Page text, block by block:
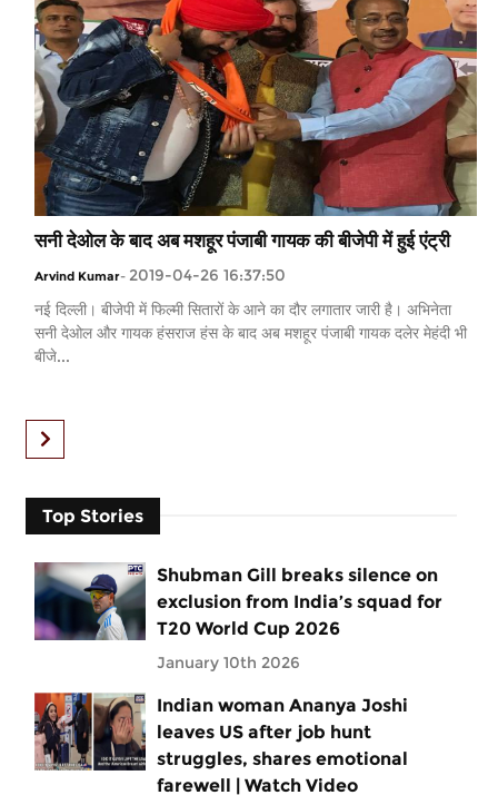
सनी देओल के बाद अब मशहूर पंजाबी गायक की बीजेपी में हुई एंट्री
Arvind Kumar- 2019-04-26 16:37:50
नई दिल्ली। बीजेपी में फिल्मी सितारों के आने का दौर लगातार जारी है। अभिनेता
सनी देओल और गायक हंसराज हंस के बाद अब मशहूर पंजाबी गायक दलेर मेहंदी भी
बीजे...
Top Stories
Shubman Gill breaks silence on
exclusion from India’s squad for
T20 World Cup 2026
January 10th 2026
Indian woman Ananya Joshi
leaves US after job hunt
struggles, shares emotional
farewell | Watch Video